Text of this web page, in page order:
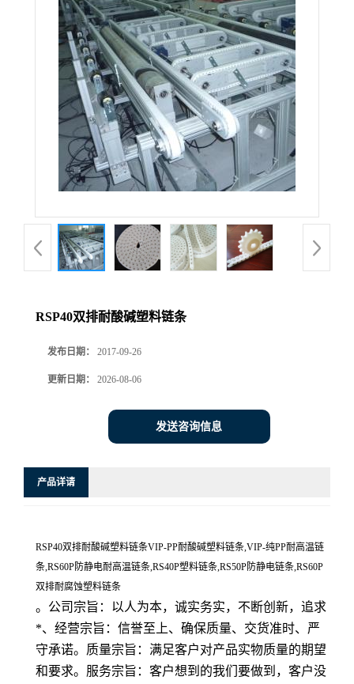
RSP40双排耐酸碱塑料链条
发布日期： 2017-09-26
更新日期： 2026-08-06
发送咨询信息
产品详请
RSP40双排耐酸碱塑料链条VIP-PP耐酸碱塑料链条,VIP-纯PP耐高温链
条,RS60P防静电耐高温链条,RS40P塑料链条,RS50P防静电链条,RS60P
双排耐腐蚀塑料链条
。公司宗旨：以人为本，诚实务实，不断创新，追求
*、经营宗旨：信誉至上、确保质量、交货准时、严
守承诺。质量宗旨：满足客户对产品实物质量的期望
和要求。服务宗旨：客户想到的我们要做到，客户没